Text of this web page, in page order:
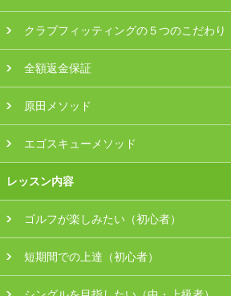
クラブフィッティングの５つのこだわり
全額返金保証
原田メソッド
エゴスキューメソッド
レッスン内容
ゴルフが楽しみたい（初心者）
短期間での上達（初心者）